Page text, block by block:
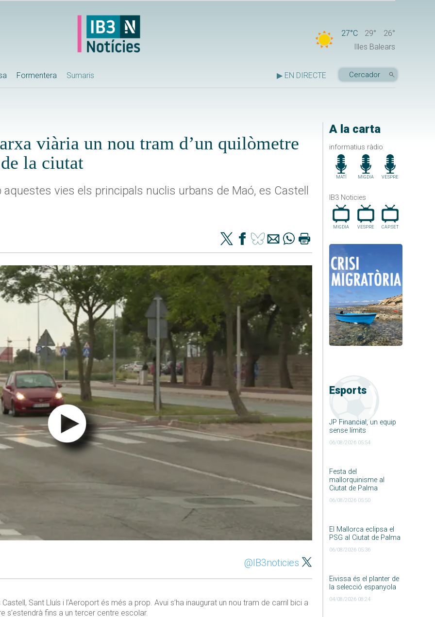
27°C 29°
26°
Illes Balears
Formentera Sumaris ▶ EN DIRECTE
A la carta
informatius ràdio
MATÍ MIGDIA VESPRE
IB3 Noticies
MIGDIA VESPRE CAP.SET
Esports
JP Financial, un equip
sense límits
06/08/2026 05:54
Festa del
mallorquinisme al
Ciutat de Palma
06/08/2026 05:50
El Mallorca eclipsa el
PSG al Ciutat de Palma
06/08/2026 05:36
Eivissa és el planter de
la selecció espanyola
04/08/2026 08:24
viària un nou tram d’un quilòmetre
la ciutat
vies els principals nuclis urbans de Maó, es Castell
@IB3noticies
Sant Lluís i l’Aeroport és més a prop. Avui s’ha inaugurat un nou tram de carril bici a
s’estendrà fins a un tercer centre escolar.